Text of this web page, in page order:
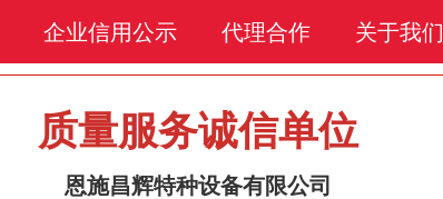
企业信用公示 代理合作 关于我们
质量服务诚信单位
恩施昌辉特种设备有限公司